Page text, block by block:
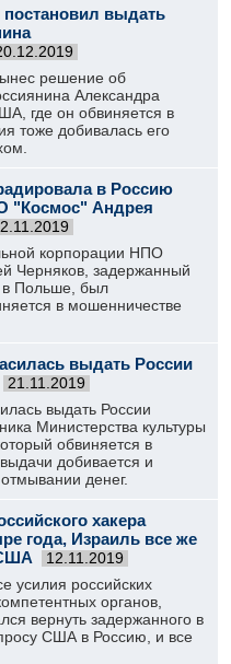
выдать
решение об
Александра
где он обвиняется в
тоже добивалась его
в Россию
"Космос" Андрея
корпорации НПО
Черняков, задержанный
в Польше, был
в мошенничестве
выдать России
21.11.2019
выдать России
Министерства культуры
обвиняется в
добивается и
денег.
хакера
года, Израиль все же
12.11.2019
усилия российских
органов,
вернуть задержанного в
США в Россию, и все